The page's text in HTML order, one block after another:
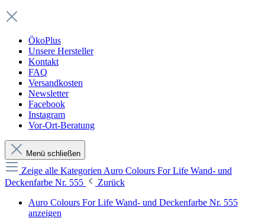
ÖkoPlus
Unsere Hersteller
Kontakt
FAQ
Versandkosten
Newsletter
Facebook
Instagram
Vor-Ort-Beratung
Menü schließen
Zeige alle Kategorien Auro Colours For Life Wand- und
Deckenfarbe Nr. 555
Zurück
Auro Colours For Life Wand- und Deckenfarbe Nr. 555
anzeigen